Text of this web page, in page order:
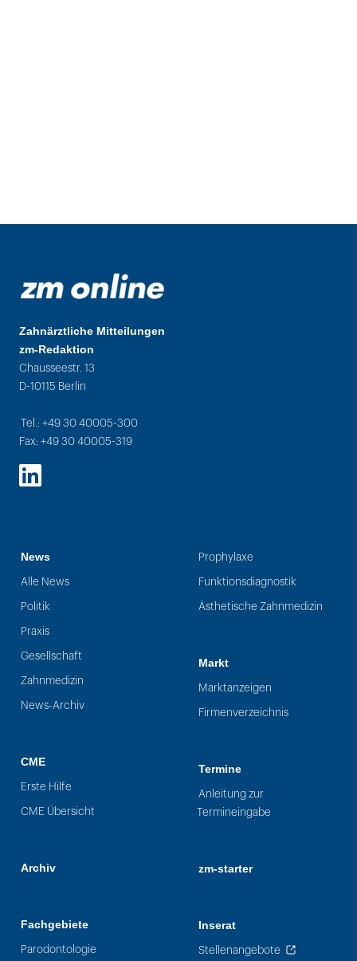
Zahnärztliche Mitteilungen
zm-Redaktion
Chausseestr. 13
D-10115 Berlin
Tel.: +49 30 40005-300
Fax: +49 30 40005-319
LinkedIn
News
Alle News
Politik
Praxis
Gesellschaft
Zahnmedizin
News-Archiv
CME
Erste Hilfe
CME Übersicht
Archiv
Fachgebiete
Parodontologie
Prophylaxe
Funktionsdiagnostik
Ästhetische Zahnmedizin
Markt
Marktanzeigen
Firmenverzeichnis
Termine
Anleitung zur
Termineingabe
zm-starter
Inserat
Stellenangebote